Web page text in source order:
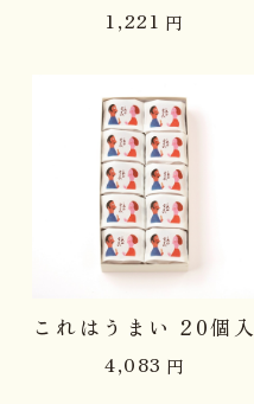
1,221 円
これはうまい 20個入
4,083 円